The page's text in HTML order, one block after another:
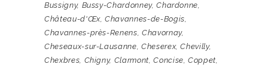
Bussigny, Bussy-Chardonney,Chardonne,
Château-d'Œx,Chavannes-de-Bogis,
Chavannes-près-Renens, Chavornay,
Cheseaux-sur-Lausanne, Cheserex,Chevilly,
Chexbres, Chigny, Clarmont,Concise,Coppet,